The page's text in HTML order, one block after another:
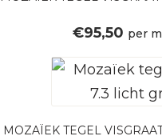
€95,50 per
MOZAÏEK TEGEL